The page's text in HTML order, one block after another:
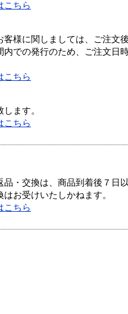
こちら
様に関しましては、ご注文
内での発行のため、ご注文日
こちら
ます。
こちら
品・交換は、商品到着後７日
お受けいたしかねます。
こちら